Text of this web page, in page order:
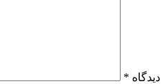
دیدگاه *